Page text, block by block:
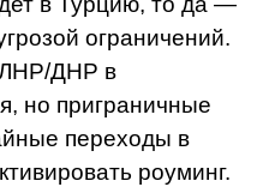
ограничений.
ЛНР/ДНР в
но приграничные
переходы в
роуминг.